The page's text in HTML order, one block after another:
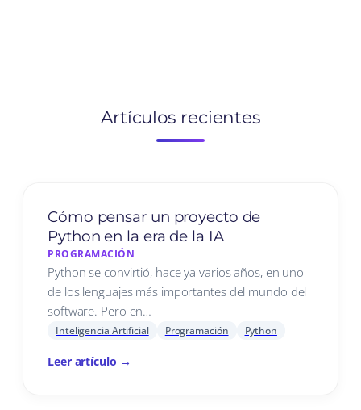
Artículos recientes
Cómo pensar un proyecto de
Python en la era de la IA
PROGRAMACIÓN
Python se convirtió, hace ya varios años, en uno
de los lenguajes más importantes del mundo del
software. Pero en…
Inteligencia Artificial Programación Python
Leer artículo →